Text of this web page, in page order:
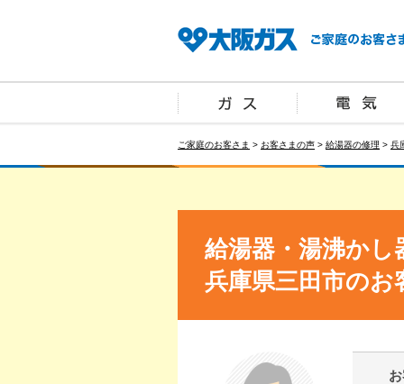
ご家庭のお客さま > お客さまの声 > 給湯器の修理 > 兵
給湯器・湯沸かし
兵庫県三田市のお